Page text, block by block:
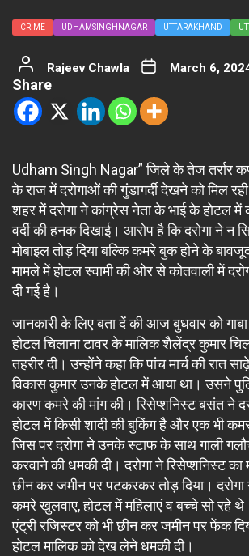
CRIME UDHAMSINGHNAGAR UTTARAKHAND
Rajeev Chawla March 6,
Share
Udham Singh Nagar” जिले के तेज तर्रार
के राज में दरोगाओं की गुंडागर्दी देखने को मिल
शहर में दरोगा ने कांग्रेस नेता के भाई के होटल में
वर्दी की हनक दिखाई। आरोप है कि दरोगा ने न
मोबाइल तोड़ दिया बल्कि कमरे बुक होने के
मामले में होटल स्वामी की ओर से कोतवाली में
दी गई है।
जानकारी के लिए बता दें की आज बुधवार को
होटल चिलाना टावर के मालिक शैलेंद्र कुमार
तहरीर दी। उन्होंने कहा कि पांच मार्च की रात
विकास कुमार उनके होटल में आया था। उसने
कारण कमरे की मांग की। रिसेप्शनिस्ट बसंत ने
होटल में किसी शादी की बुकिंग है और एक भी
जिस पर दरोगा ने उनके स्टाफ के साथ गाली
करवाने की धमकी दी। दरोगा ने रिसेप्शनिस्ट का
छीन कर जमीन पर पटकरकर तोड़ दिया।
कमरे खुलवाए, होटल में महिलाएं व बच्चे सो रहे
एंट्री रजिस्टर को भी छीन कर जमीन पर फेंक
होटल मालिक को देख लेने धमकी दी।